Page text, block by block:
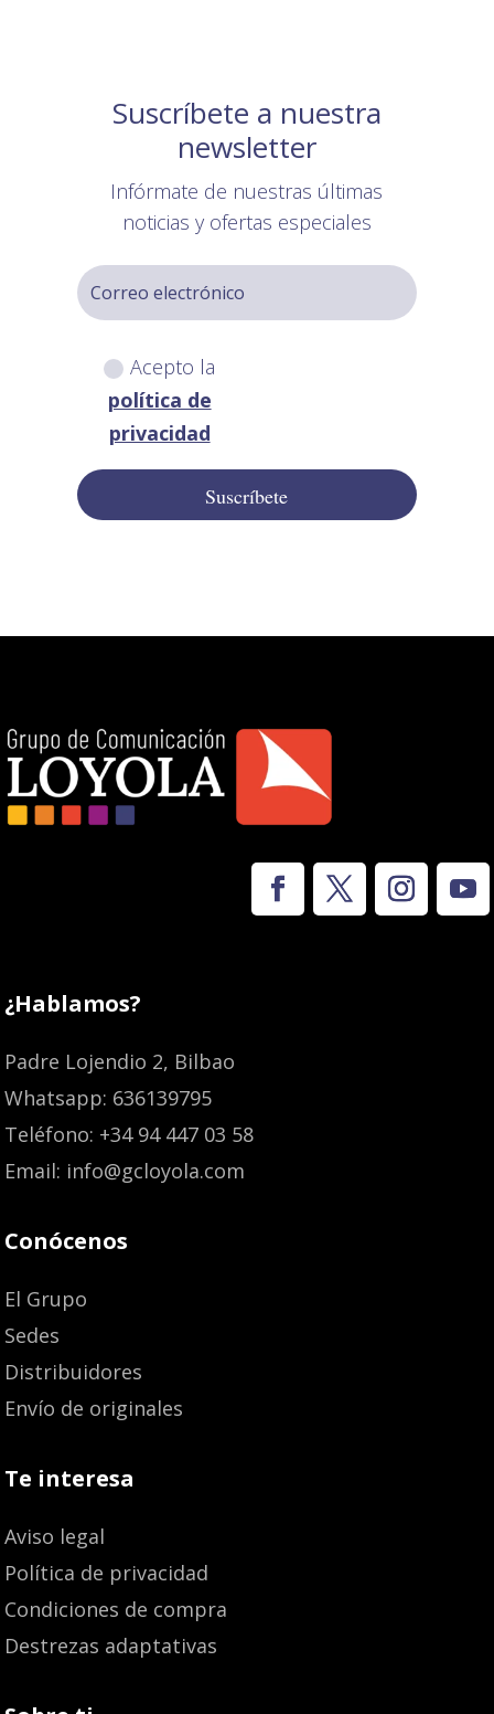
Suscríbete a nuestra
newsletter
Infórmate de nuestras últimas
noticias y ofertas especiales
Acepto la
política de
privacidad
Suscríbete
¿Hablamos?
Padre Lojendio 2, Bilbao
Whatsapp: 636139795
Teléfono: +34 94 447 03 58
Email: info@gcloyola.com
Conócenos
El Grupo
Sedes
Distribuidores
Envío de originales
Te interesa
Aviso legal
Política de privacidad
Condiciones de compra
Destrezas adaptativas